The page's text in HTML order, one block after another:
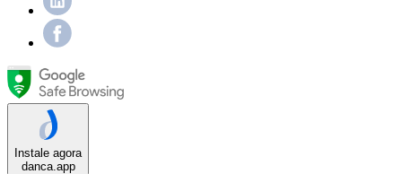
Instale agora
danca.app